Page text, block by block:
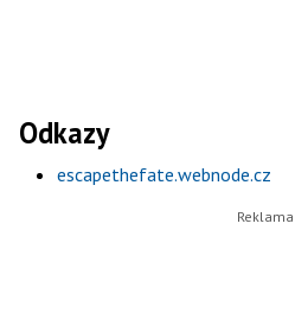
Odkazy
escapethefate.webnode.cz